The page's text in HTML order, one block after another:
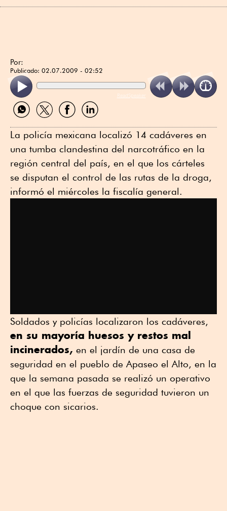
Por:
Publicado: 02.07.2009 - 02:52
ReadSpeaker
Compartir
por
Compartir
por
Compartir
por
Compartir
por
La policía mexicana localizó 14 cadáveres en
una tumba clandestina del narcotráfico en la
región central del país, en el que los cárteles
se disputan el control de las rutas de la droga,
informó el miércoles la fiscalía general.
Soldados y policías localizaron los cadáveres,
en su mayoría huesos y restos mal
incinerados, en el jardín de una casa de
seguridad en el pueblo de Apaseo el Alto, en la
que la semana pasada se realizó un operativo
en el que las fuerzas de seguridad tuvieron un
choque con sicarios.